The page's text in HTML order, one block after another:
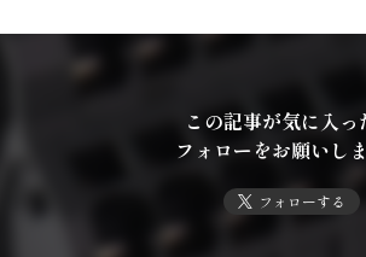
この記事が気に入っ
フォローをお願いし
フォローする